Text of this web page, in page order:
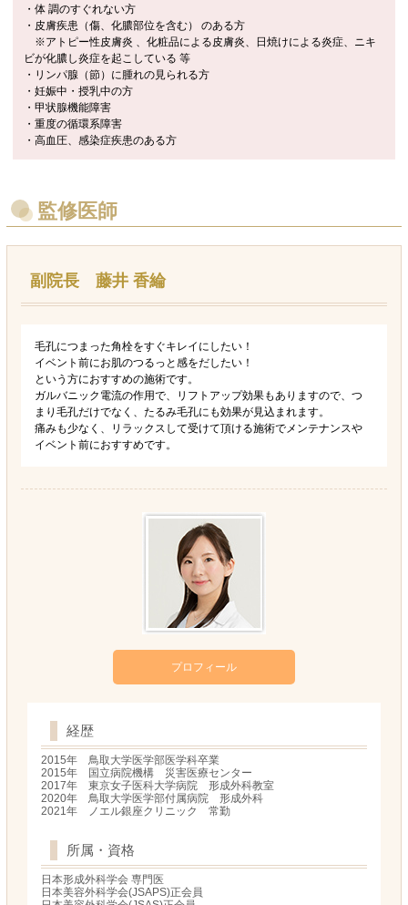
・体 調のすぐれない方
・皮膚疾患（傷、化膿部位を含む） のある方
※アトピー性皮膚炎 、化粧品による皮膚炎、日焼けによる炎症、ニキ
ビが化膿し炎症を起こしている 等
・リンパ腺（節）に腫れの見られる方
・妊娠中・授乳中の方
・甲状腺機能障害
・重度の循環系障害
・高血圧、感染症疾患のある方
監修医師
副院長 藤井 香綸
毛孔につまった角栓をすぐキレイにしたい！
イベント前にお肌のつるっと感をだしたい！
という方におすすめの施術です。
ガルバニック電流の作用で、リフトアップ効果もありますので、つ
まり毛孔だけでなく、たるみ毛孔にも効果が見込まれます。
痛みも少なく、リラックスして受けて頂ける施術でメンテナンスや
イベント前におすすめです。
プロフィール
経歴
2015年 鳥取大学医学部医学科卒業
2015年 国立病院機構 災害医療センター
2017年 東京女子医科大学病院 形成外科教室
2020年 鳥取大学医学部付属病院 形成外科
2021年 ノエル銀座クリニック 常勤
所属・資格
日本形成外科学会 専門医
日本美容外科学会(JSAPS)正会員